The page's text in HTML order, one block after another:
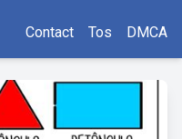
Contact Tos DMCA